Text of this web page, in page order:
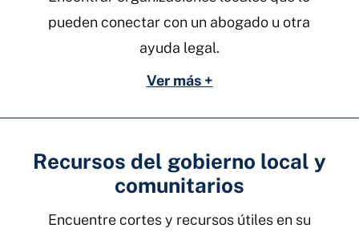
pueden conectar con un abogado u otra
ayuda legal.
Ver más +
Recursos del gobierno local y
comunitarios
Encuentre cortes y recursos útiles en su